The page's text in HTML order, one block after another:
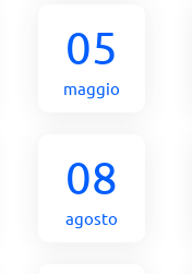
05
maggio
08
agosto